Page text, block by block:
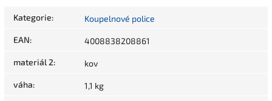
Kategorie: Koupelnové police
EAN: 4008838208861
materiál 2: kov
váha: 1,1 kg